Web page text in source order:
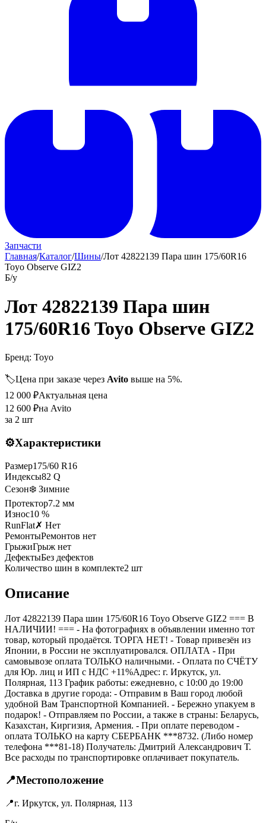
Запчасти
Главная/Каталог/Шины/Лот 42822139 Пара шин 175/60R16
Toyo Observe GIZ2
Б/у
Лот 42822139 Пара шин
175/60R16 Toyo Observe GIZ2
Бренд: Toyo
🏷️Цена при заказе через Avito выше на 5%.
12 000 ₽Актуальная цена
12 600 ₽на Avito
за 2 шт
⚙️Характеристики
Размер175/60 R16
Индексы82 Q
Сезон❄️ Зимние
Протектор7.2 мм
Износ10 %
RunFlat✗ Нет
РемонтыРемонтов нет
ГрыжиГрыж нет
ДефектыБез дефектов
Количество шин в комплекте2 шт
Описание
Лот 42822139 Пара шин 175/60R16 Toyo Observe GIZ2 === B
НАЛИЧИИ! === - На фотографиях в объявлении именно тот
товар, который продаётся. ТОРГА НЕТ! - Товар привезён из
Японии, в России не эксплуатировался. ОПЛАТА - При
самовывозе оплата ТОЛЬКО наличными. - Оплата по СЧЁТУ
для Юр. лиц и ИП с НДС +11%Адрес: г. Иркутск, ул.
Полярная, 113 График работы: ежедневно, с 10:00 до 19:00
Доставка в другие города: - Отправим в Ваш город любой
удобной Вам Транспортной Компанией. - Бережно упакуем в
подарок! - Отправляем по России, а также в страны: Беларусь,
Казахстан, Киргизия, Армения. - При оплате переводом -
оплата ТОЛЬКО на карту СБЕРБАНК ***8732. (Либо номер
телефона ***81-18) Получатель: Дмитрий Александрович Т.
Все расходы по транспортировке оплачивает покупатель.
📍Местоположение
📍г. Иркутск, ул. Полярная, 113